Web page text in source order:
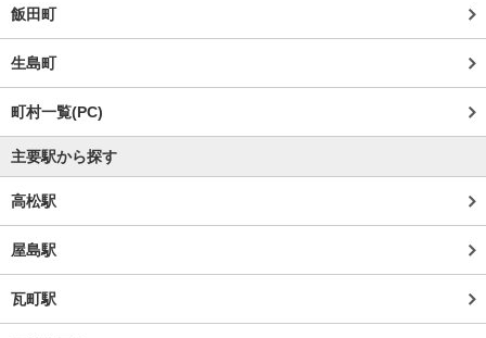
飯田町
生島町
町村一覧(PC)
主要駅から探す
高松駅
屋島駅
瓦町駅